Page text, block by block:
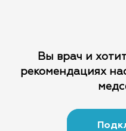
Вы врач и
рекомендациях